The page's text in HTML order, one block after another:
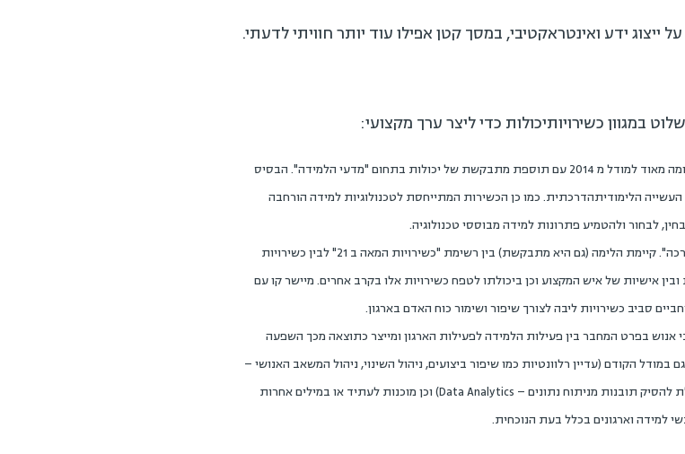
ידע ואינטראקטיבי, במסך קטן אפילו עוד יותר חוויתי לדעתי.
במגוון כשירויותיכולות כדי ליצר ערך מקצועי:
. כשירויות הבסיס לתחום הלמידה. חלק זה דומה מאוד למודל מ 2014 עם תוספת מתבקשת של יכולות בתחום "מדעי הלמידה". הבסיס
הלימודיתהדרכתית. כמו כן הכשירות המתייחסת לטכנולוגיות למידה הורחבה
. חלק זה מתייחס ליכולות בעולם "הכשירות הרכה". קיימת הלימה (גם היא מתבקשת) בין רשימת "כשירויות המאה ב 21" לבין כשירויות
אישיות של איש המקצוע וכן ביכולתו לטפח כשירויות אלו בקרב אחרים. מיישר קו עם
סביב כשירויות ליבה לצורך שיפור ושימור כוח האדם בארגון.
אנוש בפרט המחבר בין פעילות הלמידה לפעילות הארגון ומייצר כתוצאה מכך השפעה
הקודם (עדיין רלוונטיות כמו שיפור ביצועים, ניהול השינוי, ניהול המשאב האנושי –
Talent). אחרות עדכניות יותר כמו ניתוח מסדי נתונים (היכולת להסיק תובנות מניתוח נתונים – Data Analytics) וכן מוכנות לעתיד או במילים אחרות